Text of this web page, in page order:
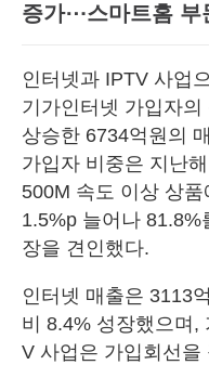
증가⋯스마트홈 부
인터넷과 IPTV 사업
기가인터넷 가입자
상승한 6734억원의
가입자 비중은 지난
500M 속도 이상 상
1.5%p 늘어나 81.8%
장을 견인했다.
인터넷 매출은 3113
비 8.4% 성장했으며,
V 사업은 가입회선을